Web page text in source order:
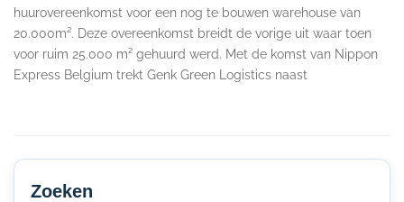
huurovereenkomst voor een nog te bouwen warehouse van
20.000m². Deze overeenkomst breidt de vorige uit waar toen
voor ruim 25.000 m² gehuurd werd. Met de komst van Nippon
Express Belgium trekt Genk Green Logistics naast
Secondary
Sidebar
Zoeken